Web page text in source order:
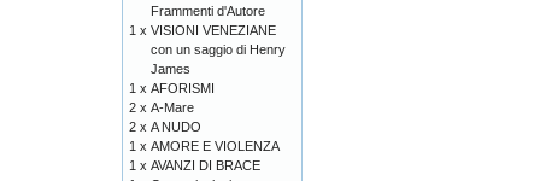
Frammenti d'Autore
1 x VISIONI VENEZIANE
con un saggio di Henry
James
1 x AFORISMI
2 x A-Mare
2 x A NUDO
1 x AMORE E VIOLENZA
1 x AVANZI DI BRACE